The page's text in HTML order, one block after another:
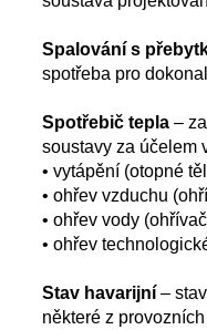
Spalování s
spotřeba pro
Spotřebič tepla–
soustavy za účelem
• vytápění (otopné
• ohřev vzduchu
• ohřev vody
• ohřev
Stav havarijní–
některé z